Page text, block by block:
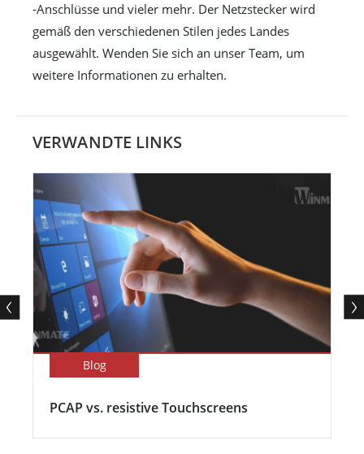
-Anschlüsse und vieler mehr. Der Netzstecker wird
gemäß den verschiedenen Stilen jedes Landes
ausgewählt. Wenden Sie sich an unser Team, um
weitere Informationen zu erhalten.
VERWANDTE LINKS
Blog
PCAP vs. resistive Touchscreens